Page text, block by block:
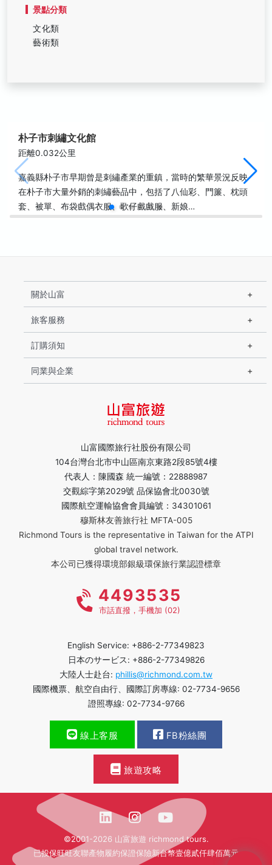
景點分類
文化類
藝術類
朴子市刺繡文化館
距離0.032公里
嘉義縣朴子市早期曾是刺繡產業的重鎮，當時的繁華景況反映
在朴子市大量外銷的刺繡藝品中，包括了八仙彩、門簾、枕頭
套、被單、布袋戲偶衣服、歌仔戲戲服、新娘…
山富國際旅行社股份有限公司
104台灣台北市中山區南京東路2段85號4樓
代表人：陳國森 統一編號：22888987
交觀綜字第2029號 品保協會北0030號
國際航空運輸協會會員編號：34301061
穆斯林友善旅行社 MFTA-005
Richmond Tours is the representative in Taiwan for the ATPI
global travel network.
本公司已獲得環境部銀級環保旅行業認證標章
關於山富
旅客服務
訂購須知
同業與企業
4493535
市話直撥，手機加 (02)
English Service: +886-2-77349823
日本のサービス: +886-2-77349826
大陸人士赴台: phillis@richmond.com.tw
國際機票、航空自由行、國際訂房專線: 02-7734-9656
證照專線: 02-7734-9766
線上客服 FB粉絲團
旅遊攻略
©2001-2026 山富旅遊 richmond tours.
已投保旺旺友聯產物履約保證保險新台幣壹億貳仟肆佰萬元